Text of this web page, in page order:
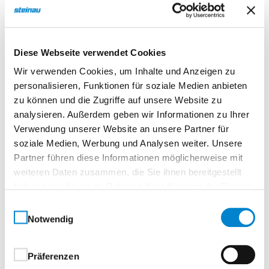
Diese Webseite verwendet Cookies
Wir verwenden Cookies, um Inhalte und Anzeigen zu
personalisieren, Funktionen für soziale Medien anbieten
zu können und die Zugriffe auf unsere Website zu
analysieren. Außerdem geben wir Informationen zu Ihrer
Verwendung unserer Website an unsere Partner für
soziale Medien, Werbung und Analysen weiter. Unsere
Partner führen diese Informationen möglicherweise mit
weiteren Daten zusammen, die Sie ihnen bereitgestellt
Notwendig
Präferenzen
Klaus Tillmann
steinau KG
Freie Plätze